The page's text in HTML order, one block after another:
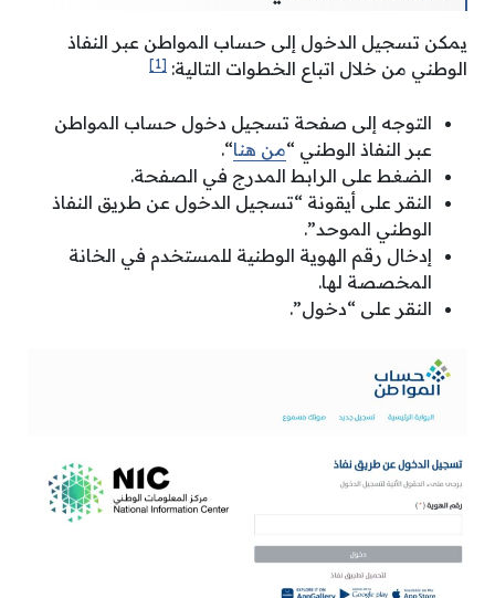
يمكن تسجيل الدخول إلى حساب المواطن عبر النفاذ
الوطني من خلال اتباع الخطوات التالية: [1]
التوجه إلى صفحة تسجيل دخول حساب المواطن
عبر النفاذ الوطني “من هنا“.
الضغط على الرابط المدرج في الصفحة.
النقر على أيقونة “تسجيل الدخول عن طريق النفاذ
الوطني الموحد”.
إدخال رقم الهوية الوطنية للمستخدم في الخانة
المخصصة لها.
النقر على “دخول”.